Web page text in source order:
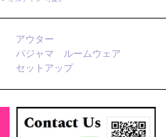
アウター
パジャマ ルームウェア
セットアップ